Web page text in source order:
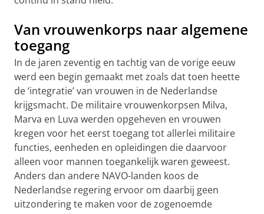
Van vrouwenkorps naar algemene
toegang
In de jaren zeventig en tachtig van de vorige eeuw
werd een begin gemaakt met zoals dat toen heette
de ‘integratie’ van vrouwen in de Nederlandse
krijgsmacht. De militaire vrouwenkorpsen Milva,
Marva en Luva werden opgeheven en vrouwen
kregen voor het eerst toegang tot allerlei militaire
functies, eenheden en opleidingen die daarvoor
alleen voor mannen toegankelijk waren geweest.
Anders dan andere NAVO-landen koos de
Nederlandse regering ervoor om daarbij geen
uitzondering te maken voor de zogenoemde